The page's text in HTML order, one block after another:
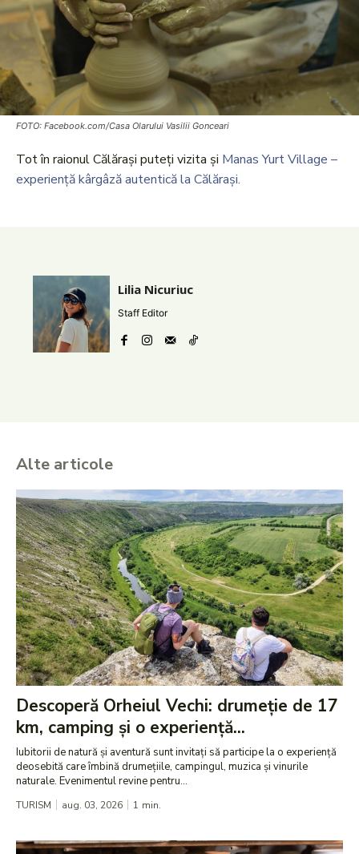
FOTO: Facebook.com/Casa Olarului Vasilii Gonceari
Tot în raionul Călărași puteți vizita și Manas Yurt Village –
experiență kârgâză autentică la Călărași.
Lilia Nicuriuc
Staff Editor
Alte articole
Descoperă Orheiul Vechi: drumeție de 17
km, camping și o experiență...
Iubitorii de natură și aventură sunt invitați să participe la o experiență
deosebită care îmbină drumețiile, campingul, muzica și vinurile
naturale. Evenimentul revine pentru...
TURISM aug. 03, 2026 1 min.